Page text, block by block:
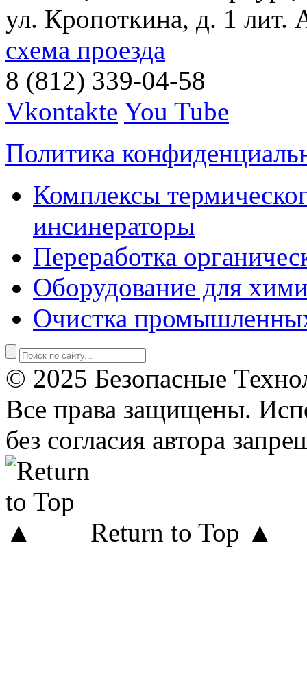
ул. Кропоткина, д. 1 лит.
схема проезда
8 (812) 339-04-58
Vkontakte You Tube
Политика
Комплексы
инсинераторы
Переработка
Оборудование для
Очистка
© 2025 Безопасные
Все права защищены.
без согласия автора
Return to Top ▲